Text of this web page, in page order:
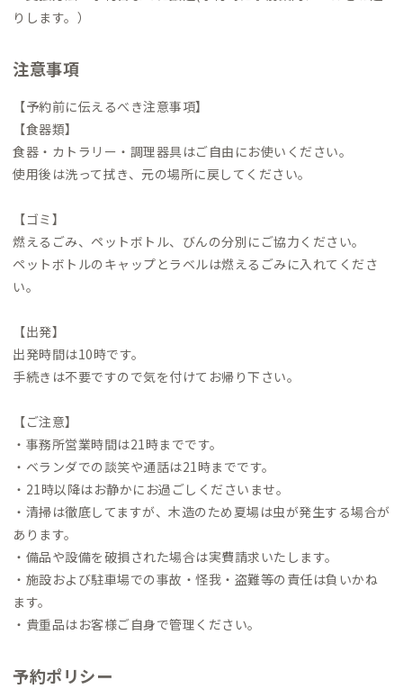
りします。）
注意事項
【予約前に伝えるべき注意事項】
【食器類】
食器・カトラリー・調理器具はご自由にお使いください。
使用後は洗って拭き、元の場所に戻してください。
【ゴミ】
燃えるごみ、ペットボトル、びんの分別にご協力ください。
ペットボトルのキャップとラベルは燃えるごみに入れてくださ
い。
【出発】
出発時間は10時です。
手続きは不要ですので気を付けてお帰り下さい。
【ご注意】
・事務所営業時間は21時までです。
・ベランダでの談笑や通話は21時までです。
・21時以降はお静かにお過ごしくださいませ。
・清掃は徹底してますが、木造のため夏場は虫が発生する場合が
あります。
・備品や設備を破損された場合は実費請求いたします。
・施設および駐車場での事故・怪我・盗難等の責任は負いかね
ます。
・貴重品はお客様ご自身で管理ください。
予約ポリシー